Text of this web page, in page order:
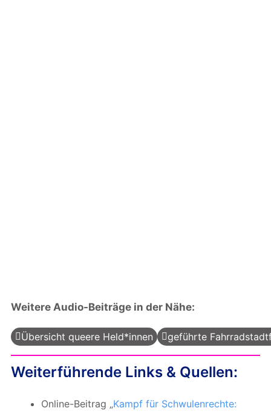
Weitere Audio-Beiträge in der Nähe:
Übersicht queere Held*innen geführte
Weiterführende Links & Quellen:
Online-Beitrag „Kampf für Schwulenrechte: